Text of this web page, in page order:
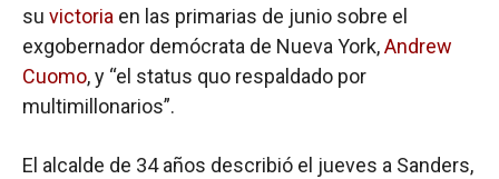
su victoria en las primarias de junio sobre el
exgobernador demócrata de Nueva York,Andrew
Cuomo, y “el status quo respaldado por
multimillonarios”.
El alcalde de 34 años describió el jueves a Sanders,